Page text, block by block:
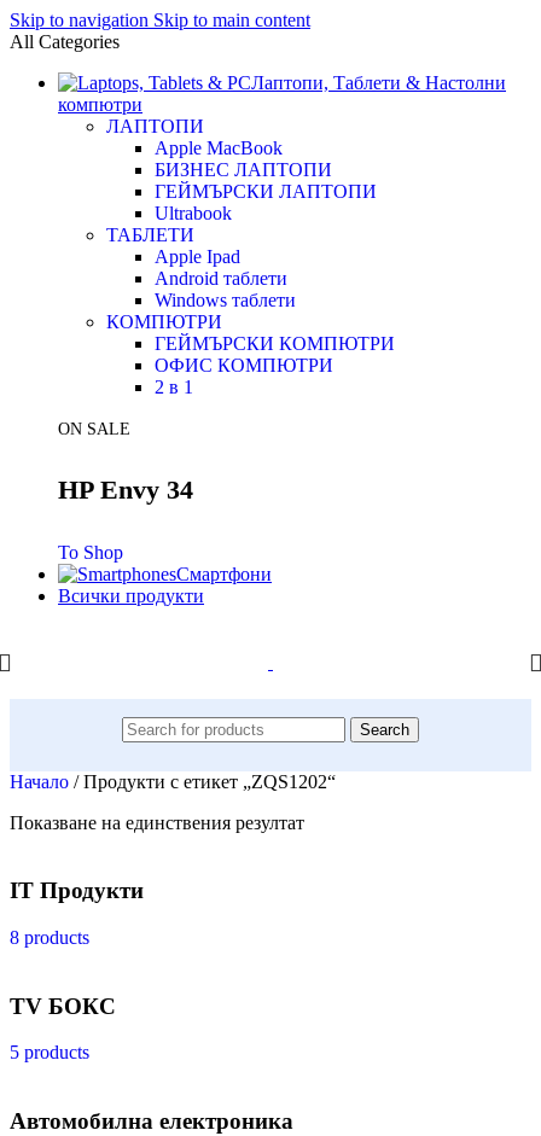
Skip to navigation Skip to main content
All Categories
Лаптопи, Таблети & Настолни
компютри
ЛАПТОПИ
Apple MacBook
БИЗНЕС ЛАПТОПИ
ГЕЙМЪРСКИ ЛАПТОПИ
Ultrabook
ТАБЛЕТИ
Apple Ipad
Android таблети
Windows таблети
КОМПЮТРИ
ГЕЙМЪРСКИ КОМПЮТРИ
ОФИС КОМПЮТРИ
2 в 1
ON SALE
HP Envy 34
To Shop
Смартфони
Всички продукти
Search
Начало / Продукти с етикет „ZQS1202“
Показване на единствения резултат
IT Продукти
8 products
TV БОКС
5 products
Автомобилна електроника